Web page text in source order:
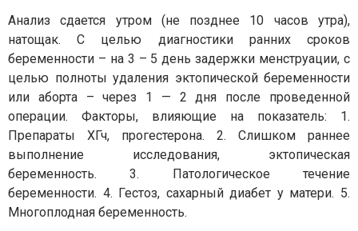
Анализ сдается утром (не позднее 10 часов утра),
натощак. С целью диагностики ранних сроков
беременности – на 3 – 5 день задержки менструации, с
целью полноты удаления эктопической беременности
или аборта – через 1 — 2 дня после проведенной
операции. Факторы, влияющие на показатель: 1.
Препараты ХГч, прогестерона. 2. Слишком раннее
выполнение исследования, эктопическая
беременность. 3. Патологическое течение
беременности. 4. Гестоз, сахарный диабет у матери. 5.
Многоплодная беременность.